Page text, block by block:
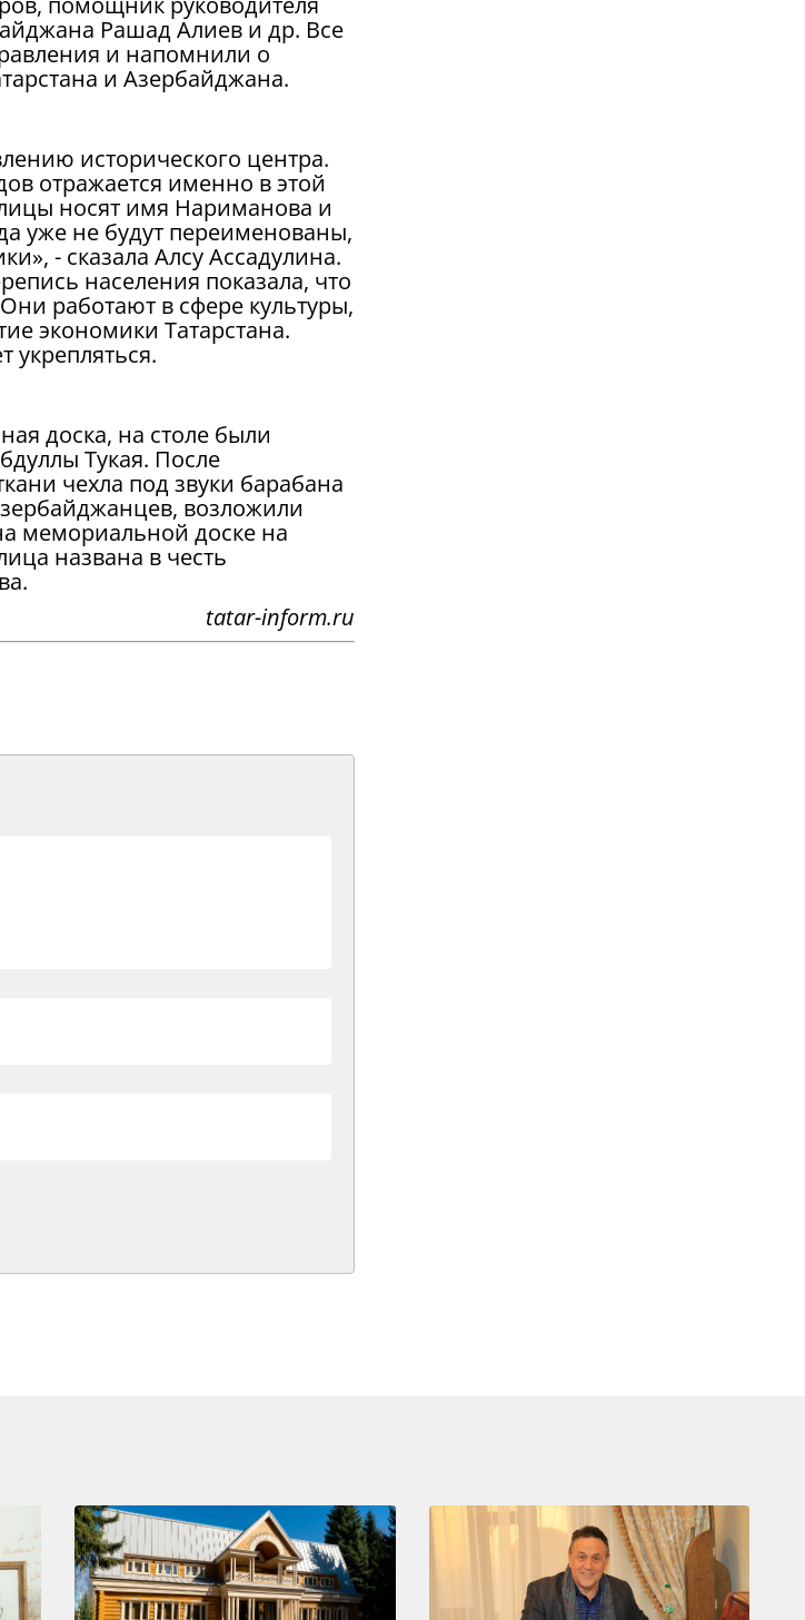
Рашад Алиев и др. Все
и напомнили о
и Азербайджана.
исторического центра.
отражается именно в этой
носят имя Нариманова и
уже не будут переименованы,
- сказала Алсу Ассадулина.
населения показала, что
работают в сфере культуры,
экономики Татарстана.
укрепляться.
доска, на столе были
Тукая. После
чехла под звуки барабана
возложили
мемориальной доске на
названа в честь
tatar-inform.ru